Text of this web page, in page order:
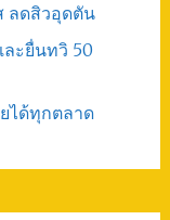
ลดสิวอุดตัน
ะยื่นทวิ 50
ได้ทุกตลาด